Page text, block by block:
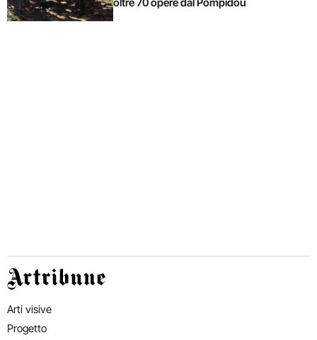
Artribune
Arti visive
Progetto